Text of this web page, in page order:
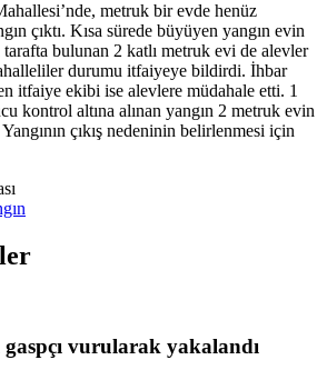
metruk bir evde henüz
çıktı. Kısa sürede büyüyen yangın evin
tarafta bulunan 2 katlı metruk evi de alevler
durumu itfaiyeye bildirdi. İhbar
itfaiye ekibi ise alevlere müdahale etti. 1
kontrol altına alınan yangın 2 metruk evin
çıkış nedeninin belirlenmesi için
gaspçı vurularak yakalandı